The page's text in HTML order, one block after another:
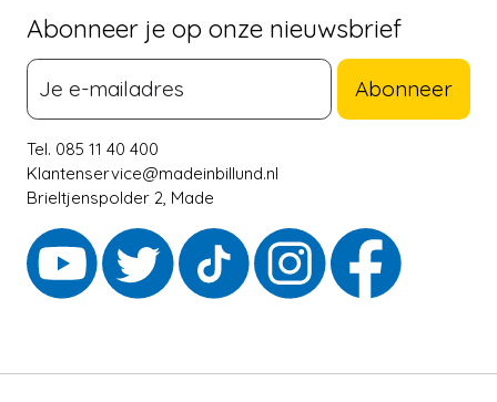
Abonneer je op onze nieuwsbrief
Abonneer
Tel. 085 11 40 400
Klantenservice@madeinbillund.nl
Brieltjenspolder 2, Made